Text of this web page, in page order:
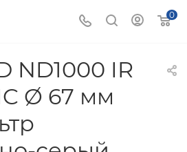
0
ND1000 IR
Ø 67 мм